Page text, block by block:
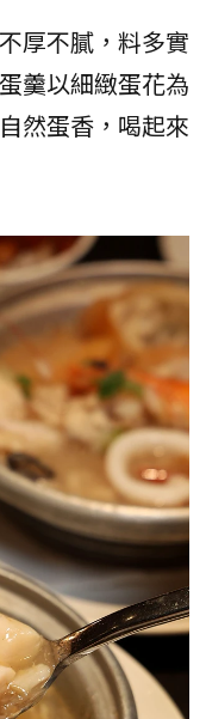
厚不膩，料多實
羹以細緻蛋花為
然蛋香，喝起來